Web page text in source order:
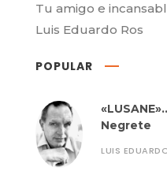
Tu amigo e
Luis Eduardo Ros
POPULAR
Negrete
LUIS